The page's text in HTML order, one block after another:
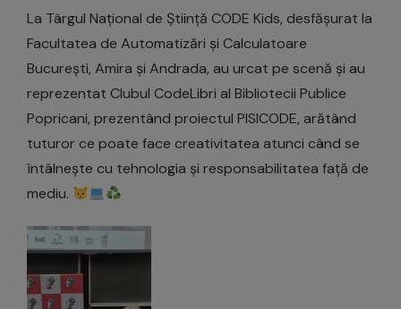
La Târgul Național de Știință CODE Kids, desfășurat la
Facultatea de Automatizări și Calculatoare
București, Amira și Andrada, au urcat pe scenă și au
reprezentat Clubul CodeLibri al Bibliotecii Publice
Popricani, prezentând proiectul PISICODE, arătând
tuturor ce poate face creativitatea atunci când se
întâlnește cu tehnologia și responsabilitatea față de
mediu.